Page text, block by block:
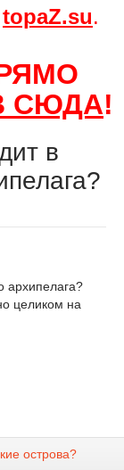
topaZ.su.
СЮДА!
в
архипелага?
целиком на
острова?